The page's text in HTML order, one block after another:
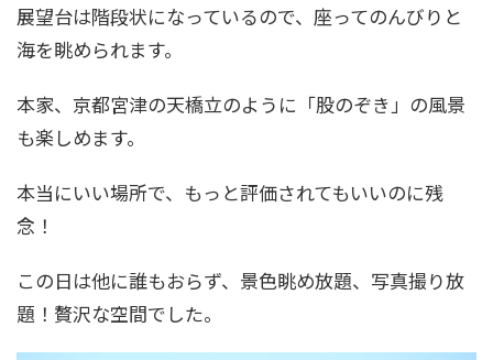
展望台は階段状になっているので、座ってのんびりと
海を眺められます。
本家、京都宮津の天橋立のように「股のぞき」の風景
も楽しめます。
本当にいい場所で、もっと評価されてもいいのに残
念！
この日は他に誰もおらず、景色眺め放題、写真撮り放
題！贅沢な空間でした。